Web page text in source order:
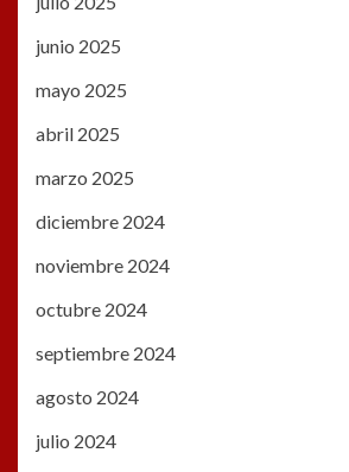
junio 2025
mayo 2025
abril 2025
marzo 2025
diciembre 2024
noviembre 2024
octubre 2024
septiembre 2024
agosto 2024
julio 2024